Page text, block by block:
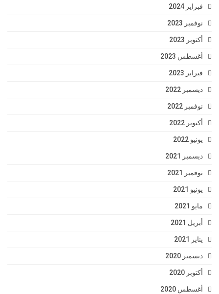
فبراير 2024
نوفمبر 2023
أكتوبر 2023
أغسطس 2023
فبراير 2023
ديسمبر 2022
نوفمبر 2022
أكتوبر 2022
يونيو 2022
ديسمبر 2021
نوفمبر 2021
يونيو 2021
مايو 2021
أبريل 2021
يناير 2021
ديسمبر 2020
أكتوبر 2020
أغسطس 2020